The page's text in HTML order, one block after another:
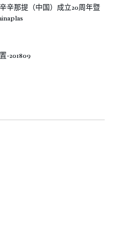
辛那提（中国）成立20周年暨
-201809